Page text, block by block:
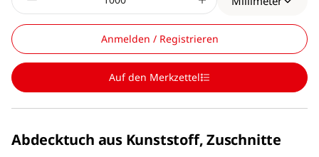
Anmelden / Registrieren
Auf den Merkzettel
Abdecktuch aus Kunststoff, Zuschnitte